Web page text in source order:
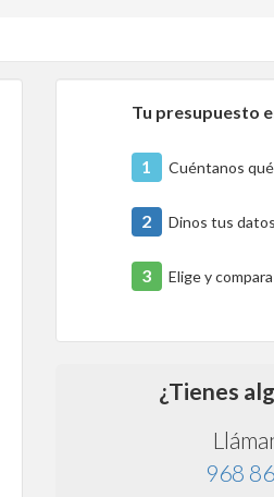
Tu presupuesto
1 Cuéntanos
2 Dinos tus
3 Elige y
¿Tienes
968